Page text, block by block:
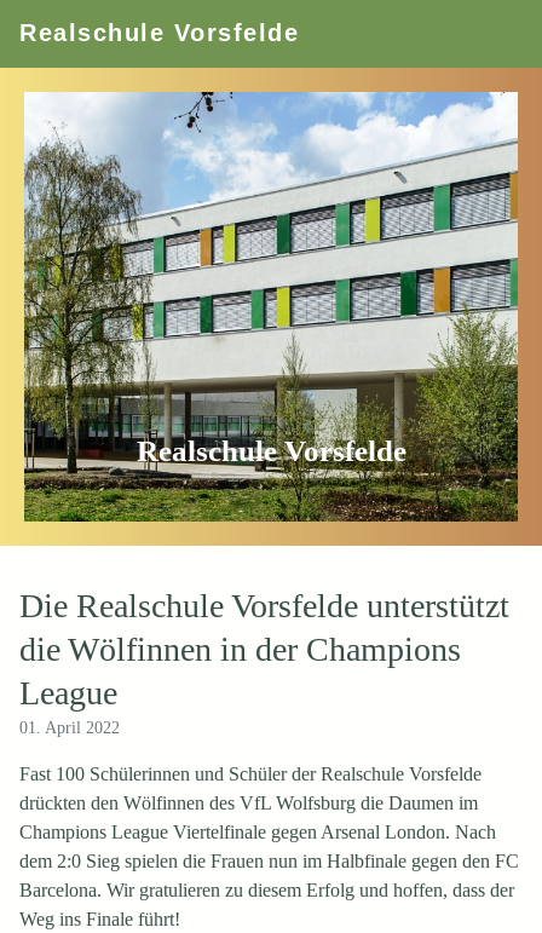
Realschule Vorsfelde
Realschule Vorsfelde
Die Realschule Vorsfelde unterstützt
die Wölfinnen in der Champions
League
01. April 2022
Fast 100 Schülerinnen und Schüler der Realschule Vorsfelde
drückten den Wölfinnen des VfL Wolfsburg die Daumen im
Champions League Viertelfinale gegen Arsenal London. Nach
dem 2:0 Sieg spielen die Frauen nun im Halbfinale gegen den FC
Barcelona. Wir gratulieren zu diesem Erfolg und hoffen, dass der
Weg ins Finale führt!